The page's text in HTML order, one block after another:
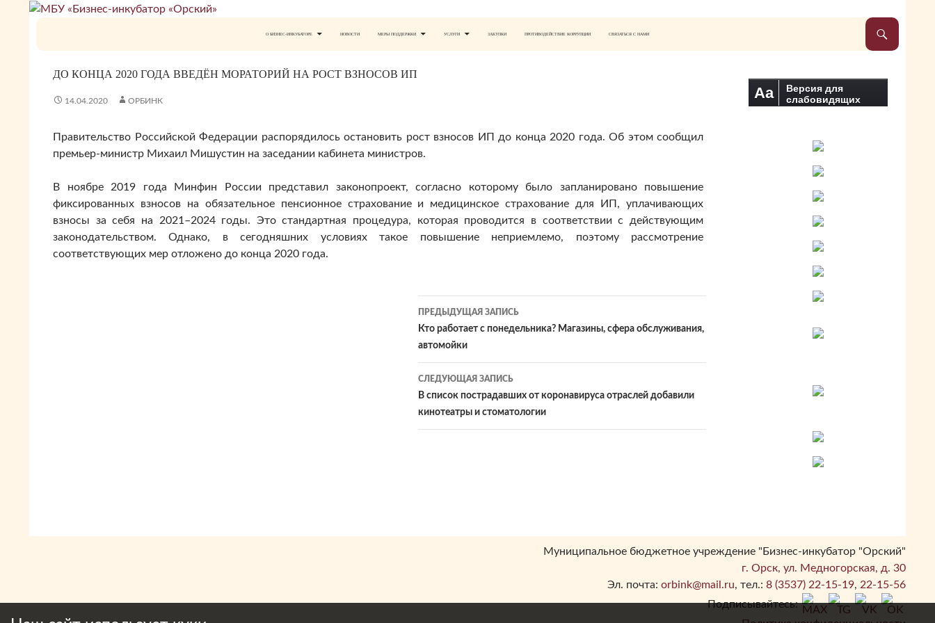
Перейти
О БИЗНЕС-ИНКУБАТОРЕ НОВОСТИ МЕРЫ ПОДДЕРЖКИ УСЛУГИ ЗАКУПКИ ПРОТИВОДЕЙСТВИЕ КОРРУПЦИИ СВЯЗАТЬСЯ С НАМИ
ДО КОНЦА 2020 ГОДА ВВЕДЁН МОРАТОРИЙ НА РОСТ ВЗНОСОВ ИП
14.04.2020 ОРБИНК
Правительство Российской Федерации распорядилось остановить рост взносов ИП до конца 2020 года. Об этом сообщил
премьер-министр Михаил Мишустин на заседании кабинета министров.
В ноябре 2019 года Минфин России представил законопроект, согласно которому было запланировано повышение
фиксированных взносов на обязательное пенсионное страхование и медицинское страхование для ИП, уплачивающих
взносы за себя на 2021–2024 годы. Это стандартная процедура, которая проводится в соответствии с действующим
законодательством. Однако, в сегодняшних условиях такое повышение неприемлемо, поэтому рассмотрение
соответствующих мер отложено до конца 2020 года.
Навигация
по
ПРЕДЫДУЩАЯ ЗАПИСЬ
Кто работает с понедельника? Магазины, сфера обслуживания,
автомойки
СЛЕДУЮЩАЯ ЗАПИСЬ
В список пострадавших от коронавируса отраслей добавили
кинотеатры и стоматологии
Aa
Версия для
слабовидящих
Муниципальное бюджетное учреждение "Бизнес-инкубатор "Орский"
г. Орск, ул. Медногорская, д. 30
Эл. почта: orbink@mail.ru, тел.: 8 (3537) 22-15-19, 22-15-56
Подписывайтесь: